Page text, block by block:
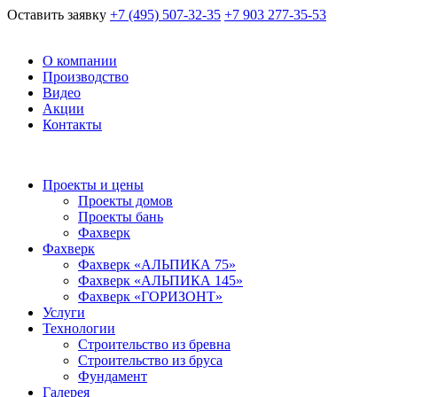
Оставить заявку +7 (495) 507-32-35 +7 903 277-35-53
О компании
Производство
Видео
Акции
Контакты
Проекты и цены
Проекты домов
Проекты бань
Фахверк
Фахверк
Фахверк «АЛЬПИКА 75»
Фахверк «АЛЬПИКА 145»
Фахверк «ГОРИЗОНТ»
Услуги
Технологии
Строительство из бревна
Строительство из бруса
Фундамент
Галерея